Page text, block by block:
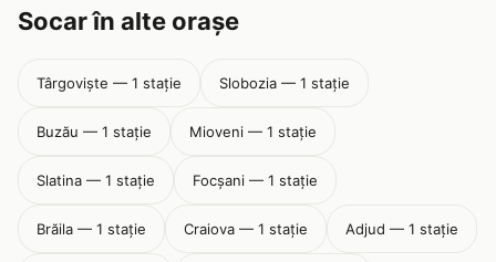
Socar în alte orașe
Târgoviște — 1 stație Slobozia — 1 stație
Buzău — 1 stație Mioveni — 1 stație
Slatina — 1 stație Focşani — 1 stație
Brăila — 1 stație Craiova — 1 stație Adjud — 1 stație